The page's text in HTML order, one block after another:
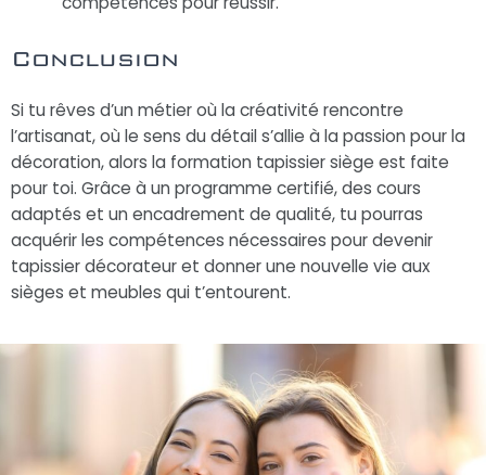
Conclusion
Si tu rêves d’un métier où la créativité rencontre
l’artisanat, où le sens du détail s’allie à la passion pour la
décoration, alors la formation tapissier siège est faite
pour toi. Grâce à un programme certifié, des cours
adaptés et un encadrement de qualité, tu pourras
acquérir les compétences nécessaires pour devenir
tapissier décorateur et donner une nouvelle vie aux
sièges et meubles qui t’entourent.